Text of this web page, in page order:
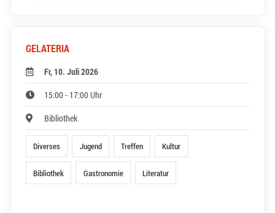
GELATERIA
Fr, 10. Juli 2026
15:00 - 17:00 Uhr
Bibliothek
Diverses Jugend Treffen Kultur
Bibliothek Gastronomie Literatur